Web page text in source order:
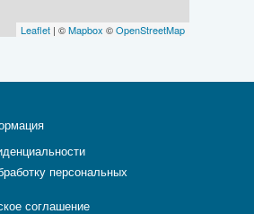
Leaflet | ©Mapbox ©OpenStreetMap
персональных
соглашение